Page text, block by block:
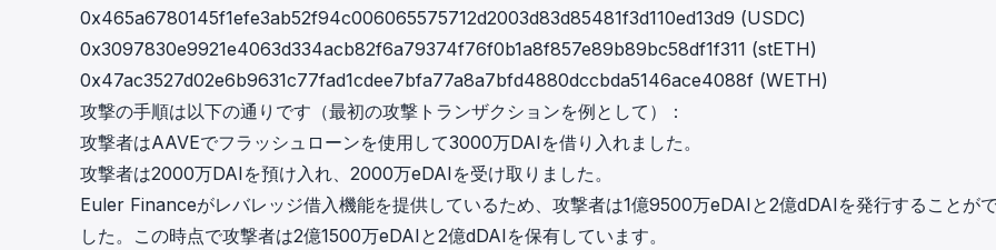
0x465a6780145f1efe3ab52f94c006065575712d2003d83d85481f3d110ed13d9 (USDC)
0x3097830e9921e4063d334acb82f6a79374f76f0b1a8f857e89b89bc58df1f311 (stETH)
0x47ac3527d02e6b9631c77fad1cdee7bfa77a8a7bfd4880dccbda5146ace4088f (WETH)
攻撃の手順は以下の通りです（最初の攻撃トランザクションを例として）：
攻撃者はAAVEでフラッシュローンを使用して3000万DAIを借り入れました。
攻撃者は2000万DAIを預け入れ、2000万eDAIを受け取りました。
Euler Financeがレバレッジ借入機能を提供しているため、攻撃者は1億9500万eDAIと2億dDAIを発行することが
した。この時点で攻撃者は2億1500万eDAIと2億dDAIを保有しています。